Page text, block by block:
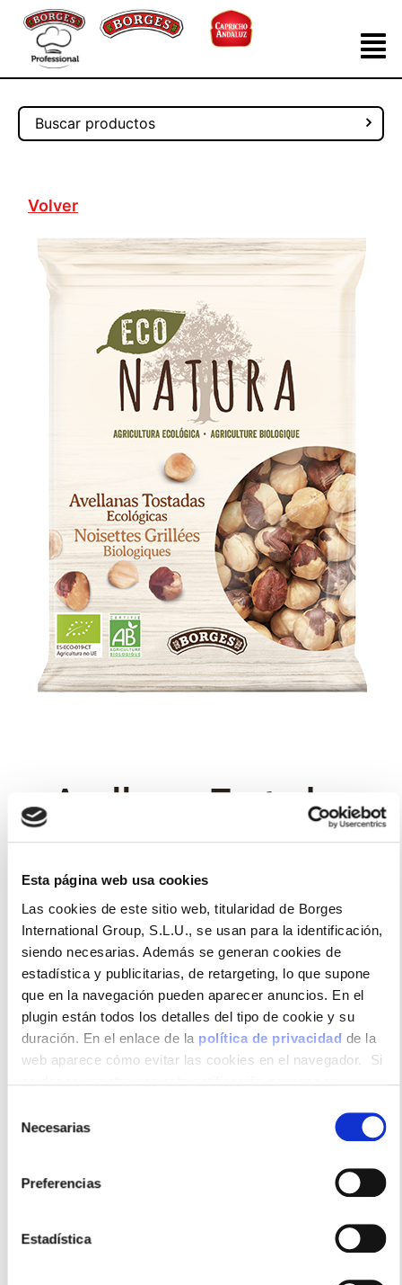
Esta página web usa cookies
Las cookies de este sitio web, titularidad de Borges
International Group, S.L.U., se usan para la identificación,
siendo necesarias. Además se generan cookies de
estadística y publicitarias, de retargeting, lo que supone
que en la navegación pueden aparecer anuncios. En el
plugin están todos los detalles del tipo de cookie y su
duración. En el enlace de la política de privacidad de la
web aparece cómo evitar las cookies en el navegador. Si
habiendo aceptado las cookies de analytics, Google
permite conocer algunos hábitos de navegación que no le
Necesarias
Preferencias
Estadística
Volver
Avellanas Tostadas
Ecológicas
Avellanas, tostadas y sin sal. Procedentes de
agricultura ecológica, preservando los nutrientes y
beneficios naturales de cada producto, respetando el
medio ambiente.
Formatos disponibles
100gr